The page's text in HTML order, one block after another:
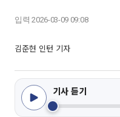
입력 2026-03-09 09:08
김준현 인턴 기자
기사 듣기